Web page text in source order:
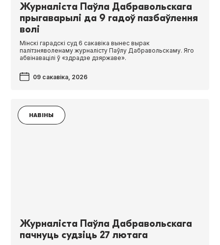
Журналіста Паўла Дабравольскага
прыгаварылі да 9 гадоў пазбаўлення
волі
Мінскі гарадскі суд 6 сакавіка вынес вырак
палітзняволенаму журналісту Паўлу Дабравольскаму. Яго
абвінавацілі ў «здрадзе дзяржаве».
09 сакавіка, 2026
НАВІНЫ
Журналіста Паўла Дабравольскага
пачнуць судзіць 27 лютага